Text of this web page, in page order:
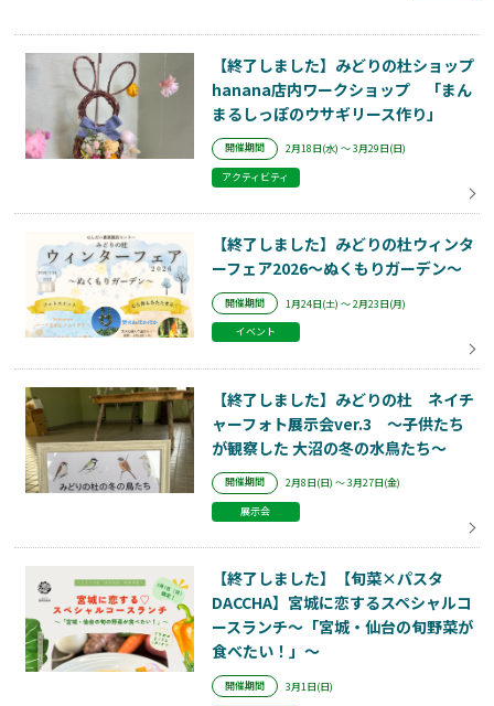
【終了しました】みどりの杜ショップ
hanana店内ワークショップ 「まん
まるしっぽのウサギリース作り」
開催期間
2月18日(水) ～ 3月29日(日)
アクティビティ
【終了しました】みどりの杜ウィンタ
ーフェア2026～ぬくもりガーデン～
開催期間
1月24日(土) ～ 2月23日(月)
イベント
【終了しました】みどりの杜 ネイチ
ャーフォト展示会ver.3 ～子供たち
が観察した 大沼の冬の水鳥たち～
開催期間
2月8日(日) ～ 3月27日(金)
展示会
【終了しました】【旬菜×パスタ
DACCHA】宮城に恋するスペシャルコ
ースランチ～「宮城・仙台の旬野菜が
食べたい！」～
開催期間
3月1日(日)